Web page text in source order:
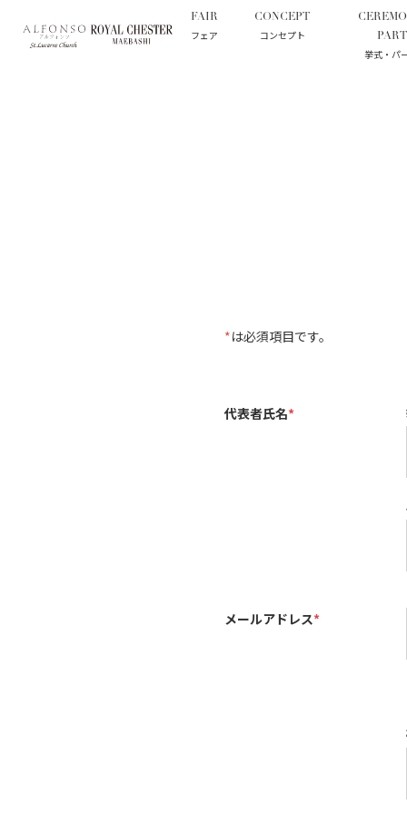
FAIR
フェア
CONCEPT
コンセプト
挙式・パ
トップ イベント予約 ハロウィン
*は必須項目です。
代表者氏名*
メールアドレス*